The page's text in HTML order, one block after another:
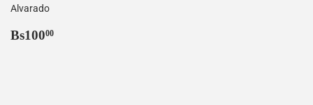
Alvarado
Precio
Bs10000